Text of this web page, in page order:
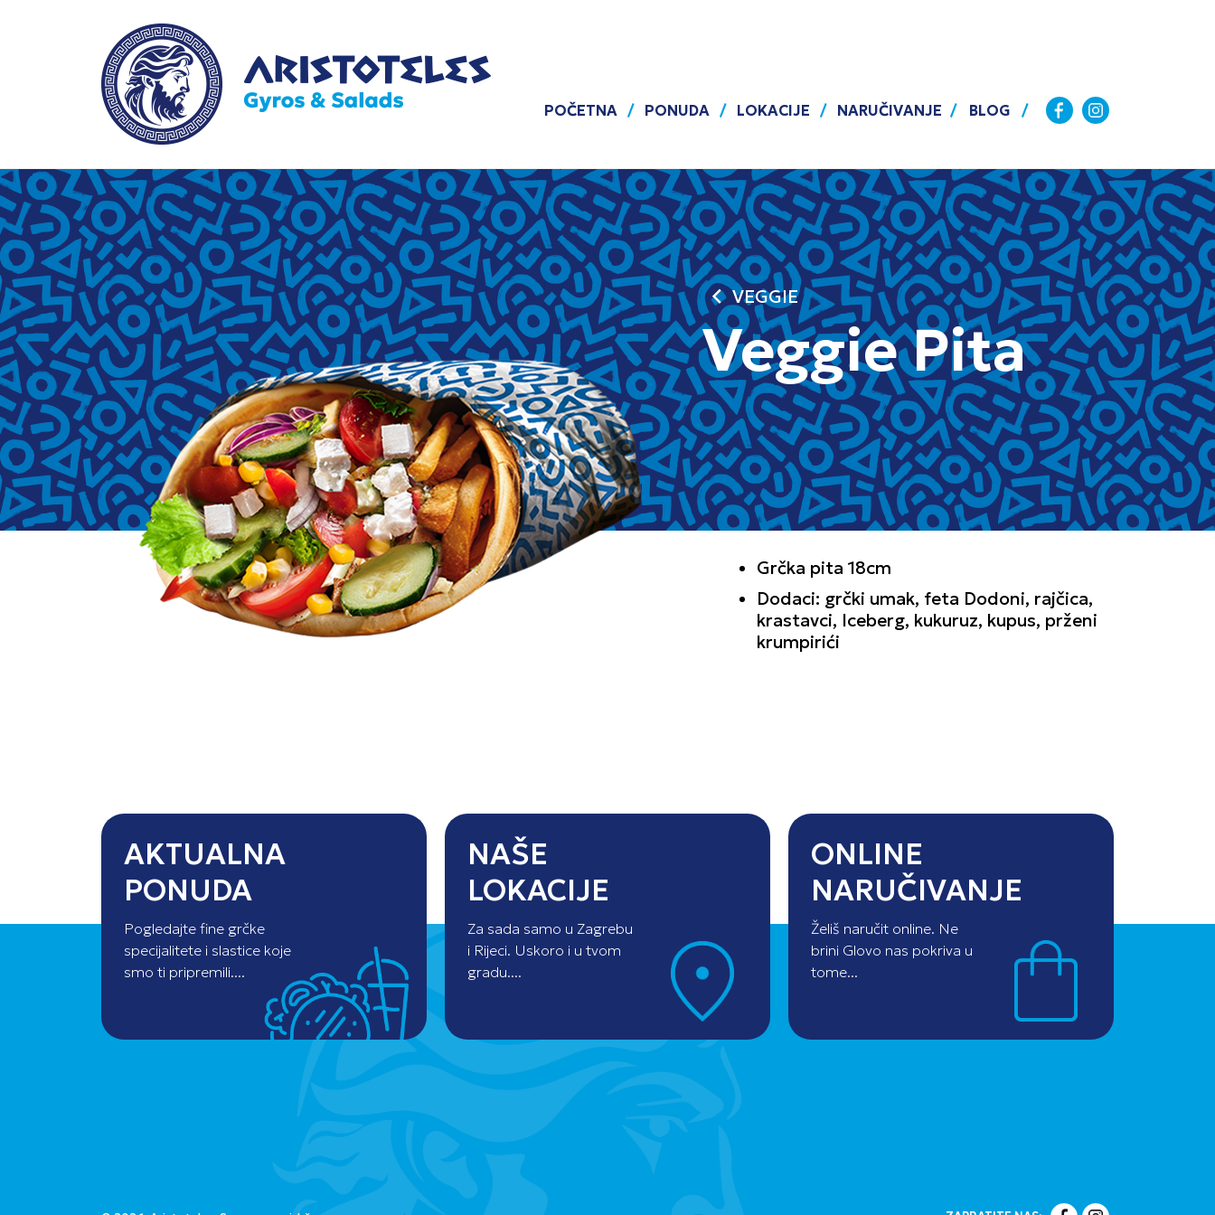
POČETNA PONUDA LOKACIJE NARUČIVANJE BLOG
chevron_leftVEGGIE
Veggie Pita
Grčka pita 18cm
Dodaci: grčki umak, feta Dodoni, rajčica,
krastavci, Iceberg, kukuruz, kupus, prženi
krumpirići
AKTUALNA
PONUDA
Pogledajte fine grčke
specijalitete i slastice koje
smo ti pripremili....
NAŠE
LOKACIJE
Za sada samo u Zagrebu
i Rijeci. Uskoro i u tvom
gradu....
ONLINE
NARUČIVANJE
Želiš naručit online. Ne
brini Glovo nas pokriva u
tome...